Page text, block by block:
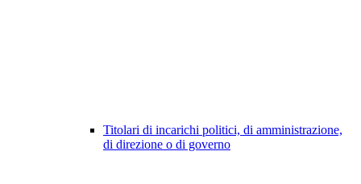
Titolari di incarichi politici, di amministrazione,
di direzione o di governo